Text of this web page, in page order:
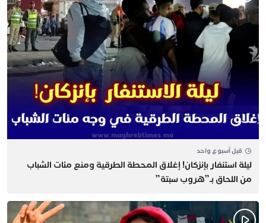
قبل أسبوع واحد
​ليلة استنفار بإنزكان! إغلاق المحطة الطرقية ومنع مئات الشباب
من اللحاق بـ”هروب سبتة”